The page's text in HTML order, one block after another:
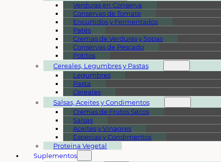
Verduras en Conserva
Conservas de Tomate
Encurtidos y Fermentados
Patés
Cremas de Verduras y Sopas
Conservas de Pescado
Potitos
Cereales, Legumbres y Pastas
Legumbres
Pasta
Cereales
Salsas, Aceites y Condimentos
Cremas de Frutos Secos
Salsas
Aceites y Vinagres
Especias y Condimentos
Proteína Vegetal
Suplementos